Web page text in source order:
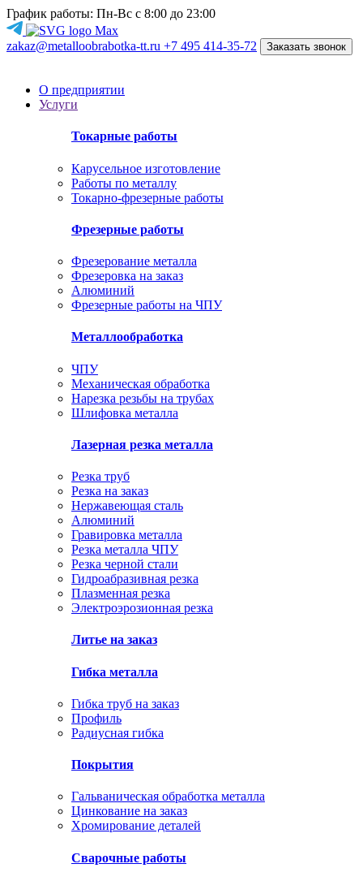
График работы: Пн-Вс с 8:00 до 23:00
zakaz@metalloobrabotka-tt.ru +7 495 414-35-72 Заказать звонок
О предприятии
Услуги
Токарные работы
Карусельное изготовление
Работы по металлу
Токарно-фрезерные работы
Фрезерные работы
Фрезерование металла
Фрезеровка на заказ
Алюминий
Фрезерные работы на ЧПУ
Металлообработка
ЧПУ
Механическая обработка
Нарезка резьбы на трубах
Шлифовка металла
Лазерная резка металла
Резка труб
Резка на заказ
Нержавеющая сталь
Алюминий
Гравировка металла
Резка металла ЧПУ
Резка черной стали
Гидроабразивная резка
Плазменная резка
Электроэрозионная резка
Литье на заказ
Гибка металла
Гибка труб на заказ
Профиль
Радиусная гибка
Покрытия
Гальваническая обработка металла
Цинкование на заказ
Хромирование деталей
Сварочные работы